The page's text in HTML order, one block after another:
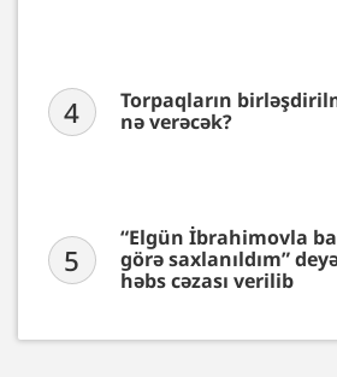
4
Torpaqların
nə verəcək?
5
“Elgün İbrahimovla
görə saxlanıldım”
həbs cəzası verilib